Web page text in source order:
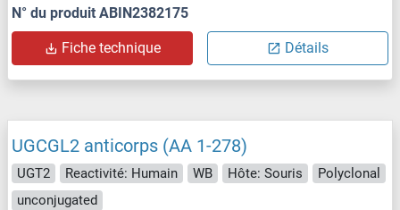
N° du produit ABIN2382175
Fiche technique Détails
UGCGL2 anticorps (AA 1-278)
UGT2 Reactivité: Humain WB Hôte: Souris
Polyclonal
unconjugated